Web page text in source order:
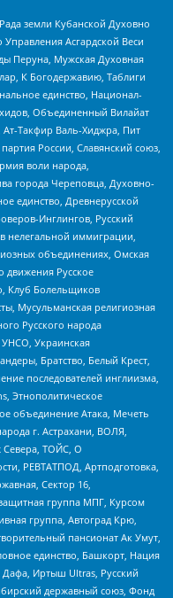
земли Кубанской Духовно
Асгардской Веси
Перуна, Мужская Духовная
К Богодержавию, Таблиги
единство, Национал-
Объединенный Вилайат
Такфир Валь-Хиджра, Пит
России, Славянский союз,
воли народа,
города Череповца, Духовно-
единство, Древнерусской
Инглингов, Русский
иммиграции,
объединениях, Омская
движения Русское
Клуб Болельщиков
Мусульманская религиозная
Русского народа
Украинская
Братство, Белый Крест,
последователей инглиизма,
Этнополитическое
объединение Атака, Мечеть
г. Астрахани, ВОЛЯ,
Севера, ТОЙС, О
РЕВТАТПОД, Артподготовка,
Сектор 16,
группа МПГ, Курсом
группа, Автоград Крю,
пансионат Ак Умут,
единство, Башкорт, Нация
Дафа, Иртыш Ultras, Русский
державный союз, Фонд